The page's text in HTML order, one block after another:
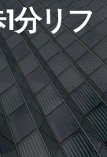
分リフ